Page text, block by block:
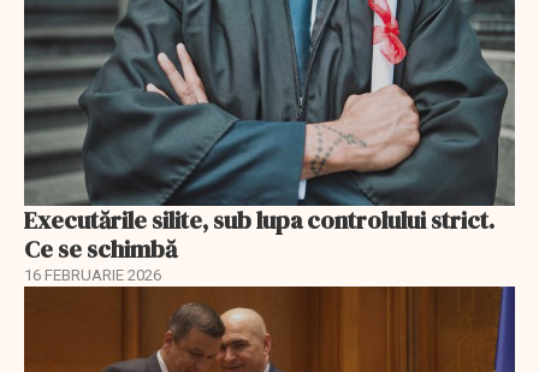
Executările silite, sub lupa controlului strict.
Ce se schimbă
16 FEBRUARIE 2026